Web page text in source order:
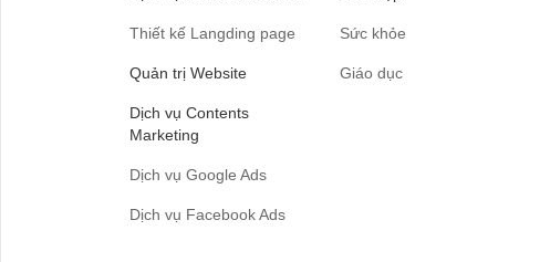
Thiết kế Langding page
Quản trị Website
Dịch vụ Contents
Marketing
Dịch vụ Google Ads
Dịch vụ Facebook Ads
Sức khỏe
Giáo dục